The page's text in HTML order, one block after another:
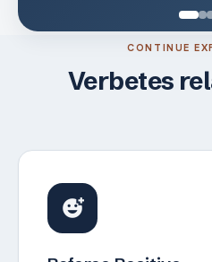
CONTINUE
Verbetes
add_reaction